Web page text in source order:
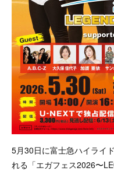
5月30日に富士急ハイライ
れる「エガフェス2026〜